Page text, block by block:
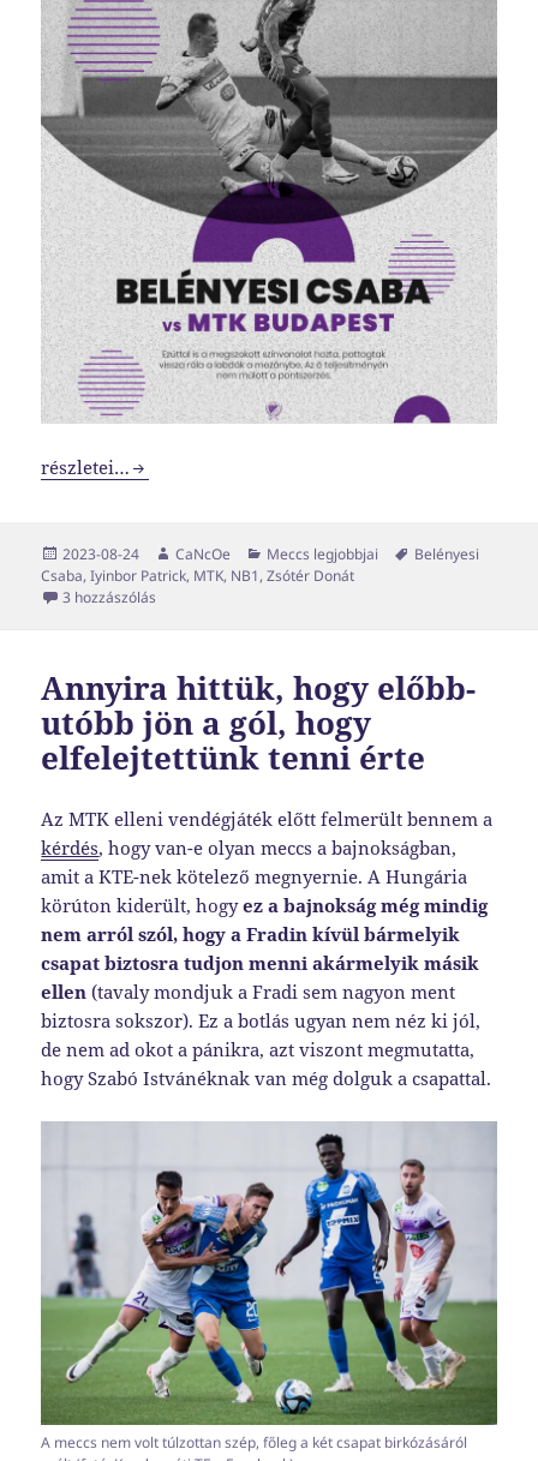
Vesztes meccsen vagyunk túl, mégis egy védő lett a
részletei…
Közzétéve
2023-08-24 Szerző
CaNcOe Kategória
Meccs legjobbjai Címke
Belényesi
Csaba,Iyinbor Patrick, MTK, NB1,Zsótér Donát
3 hozzászólás
Annyira hittük, hogy előbb-
utóbb jön a gól, hogy
elfelejtettünk tenni érte
Az MTK elleni vendégjáték előtt felmerült bennem a
kérdés, hogy van-e olyan meccs a bajnokságban,
amit a KTE-nek kötelező megnyernie. A Hungária
körúton kiderült, hogyez a bajnokság még mindig
nem arról szól, hogy a Fradin kívül bármelyik
csapat biztosra tudjon menni akármelyik másik
ellen (tavaly mondjuk a Fradi sem nagyon ment
biztosra sokszor). Ez a botlás ugyan nem néz ki jól,
de nem ad okot a pánikra, azt viszont megmutatta,
hogy Szabó Istvánéknak van még dolguk a csapattal.
A meccs nem volt túlzottan szép, főleg a két csapat birkózásáról